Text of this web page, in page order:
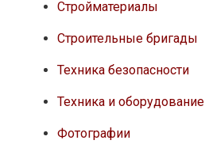
Стройматериалы
Строительные бригады
Техника безопасности
Техника и оборудование
Фотографии